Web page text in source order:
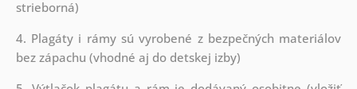
strieborná)
4. Plagáty i rámy sú vyrobené z bezpečných materiálov
bez zápachu (vhodné aj do detskej izby)